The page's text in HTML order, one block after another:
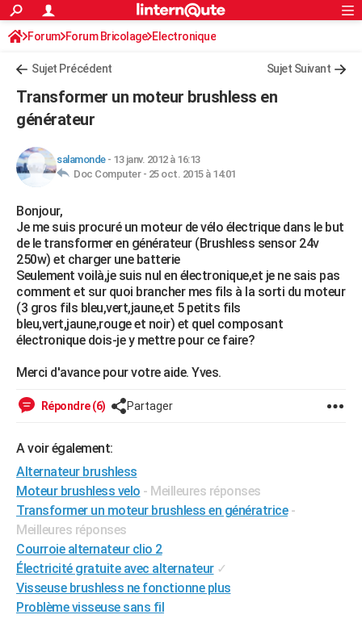
ACTUALITÉS
Politique
Société
Faits Divers
Education
Monde
Villes
+
Programme TV
Streaming
Cinéma
Sorties cinéma
Musique
FINANCE
Retraite
Impôts
Epargne
Immobilier
Risques naturels par ville
Banque
Assurance
Crédit
AUTO
Essais
Réserver un essai
Citadines
Berlines
SUV
Forum auto
+HIGH-TECH
Mobiles
Meilleur smartphone
Internet
Ordinateurs
Jeux vidéo
Guide high-tech
BRICOLAGE
Forum
Aménagement intérieur
Extérieur
Cuisine
Salle de bains
Jardinage
Rangement
WEEK-END
Guides de France
Escapades
Patrimoine
Expositions
Musées
Week-end nature
+LIFESTYLE
Art de vivre
Bien-être
Loisirs
Mode
Modes de vie
SANTE
Alimentation
Guide de la santé
Maladies
Médicaments
Sommeil
VOYAGE
Destinations
City break
Voyage nature
Voyage de noces
Forum
Climat
+
GUIDES D'ACHAT
BONS PLANS
CARTE DE VOEUX
Carte de Noël
Carte Bonne année
Carte Saint-Valentin
Carte Pâques
Carte d'anniversaire
DICTIONNAIRE
PROGRAMME TV
COPAINS D'AVANT
S'inscrire
Se connecter
Lycées
Collèges
Primaires
Universités
Entreprises
Service militaire
Avis de recherche
AVIS DE DÉCÈS
S'inscrire
Connexion
Forum Forum Bricolage Electronique
Sujet Précédent Sujet Suivant
Transformer un moteur brushless en
générateur
salamonde- 13 janv. 2012 à 16:13
Doc Computer - 25 oct. 2015 à 14:01
Bonjour,
Je me suis procuré un moteur de vélo électrique dans le but
de le transformer en générateur (Brushless sensor 24v
250w) et charger une batterie
Seulement voilà,je suis nul en électronique,et je ne sais pas
comment et sur quoi brancher mes fils à la sorti du moteur
(3 gros fils bleu,vert,jaune,et 5 petits fils
bleu,vert,jaune,rouge et noir) et quel composant
électronique dois-je y mettre pour ce faire?
Merci d'avance pour votre aide. Yves.
Répondre (6) Partager
A voir également:
Alternateur brushless
Moteur brushless velo - Meilleures réponses
Transformer un moteur brushless en génératrice -
Meilleures réponses
Courroie alternateur clio 2
Électricité gratuite avec alternateur ✓
Visseuse brushless ne fonctionne plus
Problème visseuse sans fil